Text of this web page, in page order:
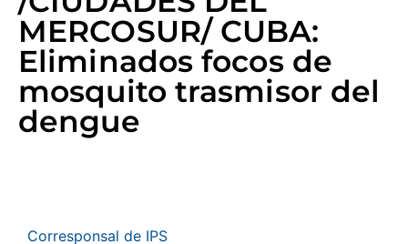
MERCOSUR/ CUBA:
Eliminados focos de
mosquito trasmisor del
dengue
Corresponsal de IPS